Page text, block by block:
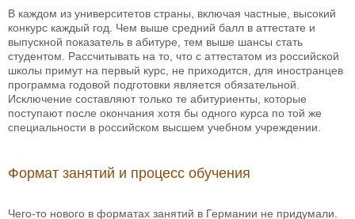
В каждом из университетов страны, включая частные, высокий
конкурс каждый год. Чем выше средний балл в аттестате и
выпускной показатель в абитуре, тем выше шансы стать
студентом. Рассчитывать на то, что с аттестатом из российской
школы примут на первый курс, не приходится, для иностранцев
программа годовой подготовки является обязательной.
Исключение составляют только те абитуриенты, которые
поступают после окончания хотя бы одного курса по той же
специальности в российском высшем учебном учреждении.
Формат занятий и процесс обучения
Чего-то нового в форматах занятий в Германии не придумали.